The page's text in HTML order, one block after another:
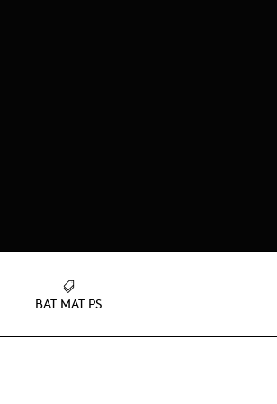
BAT MAT PS